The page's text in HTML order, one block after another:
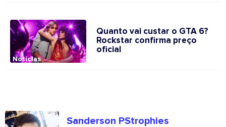
Notícias
Quanto vai custar o GTA 6?
Rockstar confirma preço
oficial
Sanderson PStrophies